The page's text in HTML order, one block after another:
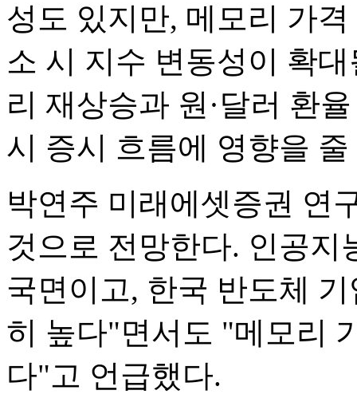
성도 있지만, 메모리 가
소 시 지수 변동성이 확
리 재상승과 원·달러 환
시 증시 흐름에 영향을
박연주 미래에셋증권 연
것으로 전망한다. 인공
국면이고, 한국 반도체
히 높다"면서도 "메모리
다"고 언급했다.